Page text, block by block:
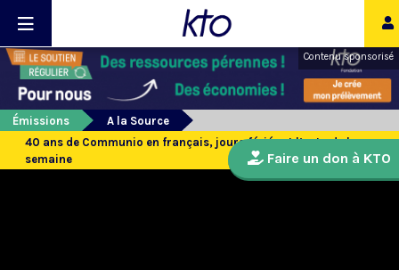
Contenu sponsorisé
Émissions
A la Source
40 ans de Communio en français, jours fériés et l’actu de la
semaine
Faire un don à KTO